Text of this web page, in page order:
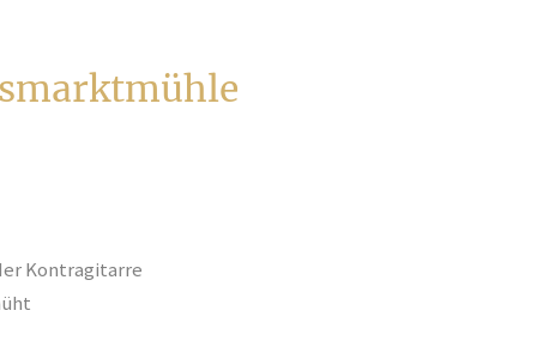
Kontragitarre